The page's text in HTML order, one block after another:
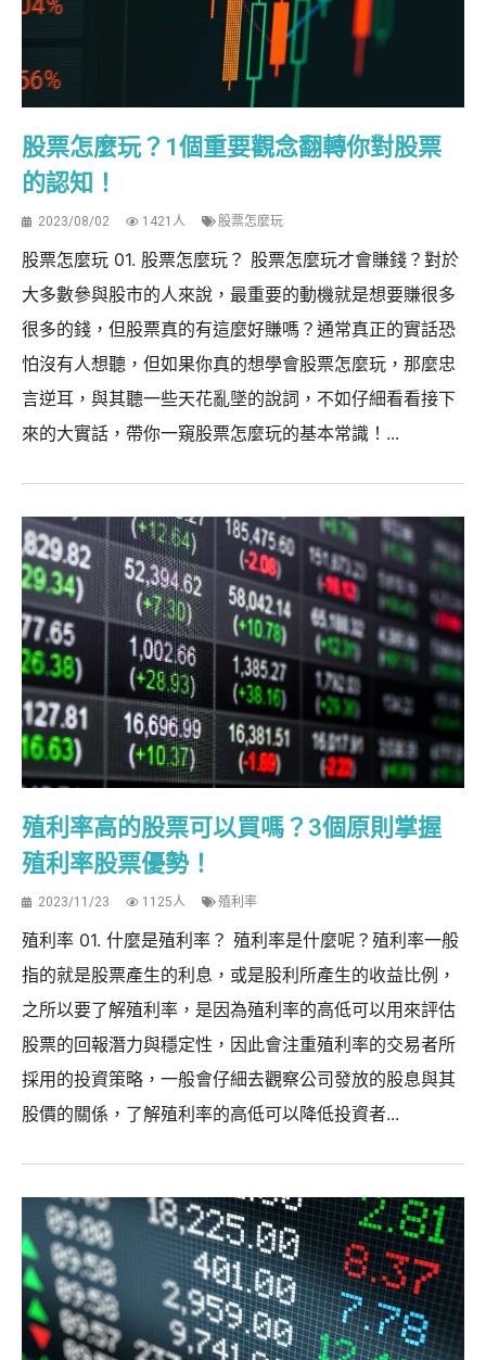
股票怎麼玩？1個重要觀念翻轉你對股票
的認知！
2023/08/02 1421人 股票怎麼玩
股票怎麼玩 01. 股票怎麼玩？ 股票怎麼玩才會賺錢？對於
大多數參與股市的人來說，最重要的動機就是想要賺很多
很多的錢，但股票真的有這麼好賺嗎？通常真正的實話恐
怕沒有人想聽，但如果你真的想學會股票怎麼玩，那麼忠
言逆耳，與其聽一些天花亂墜的說詞，不如仔細看看接下
來的大實話，帶你一窺股票怎麼玩的基本常識！...
殖利率高的股票可以買嗎？3個原則掌握
殖利率股票優勢！
2023/11/23 1125人 殖利率
殖利率 01. 什麼是殖利率？ 殖利率是什麼呢？殖利率一般
指的就是股票產生的利息，或是股利所產生的收益比例，
之所以要了解殖利率，是因為殖利率的高低可以用來評估
股票的回報潛力與穩定性，因此會注重殖利率的交易者所
採用的投資策略，一般會仔細去觀察公司發放的股息與其
股價的關係，了解殖利率的高低可以降低投資者...